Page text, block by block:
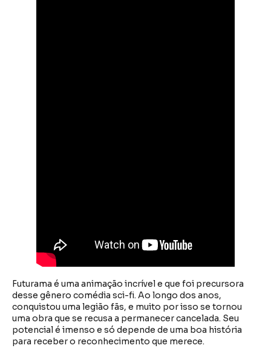
Futurama é uma animação incrível e que foi precursora
desse gênero comédia sci-fi. Ao longo dos anos,
conquistou uma legião fãs, e muito por isso se tornou
uma obra que se recusa a permanecer cancelada. Seu
potencial é imenso e só depende de uma boa história
para receber o reconhecimento que merece.